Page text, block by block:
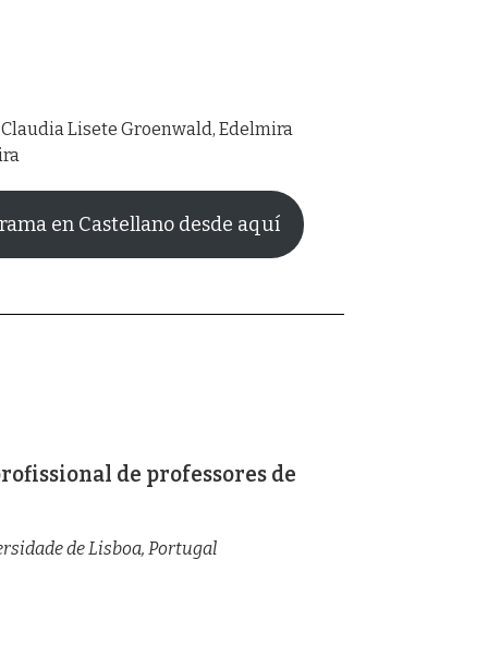
Lisete Groenwald, Edelmira
en Castellano desde aquí
de professores de
de Lisboa, Portugal